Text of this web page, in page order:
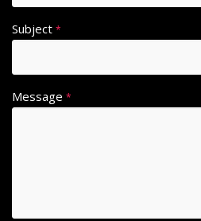
Subject *
Message *